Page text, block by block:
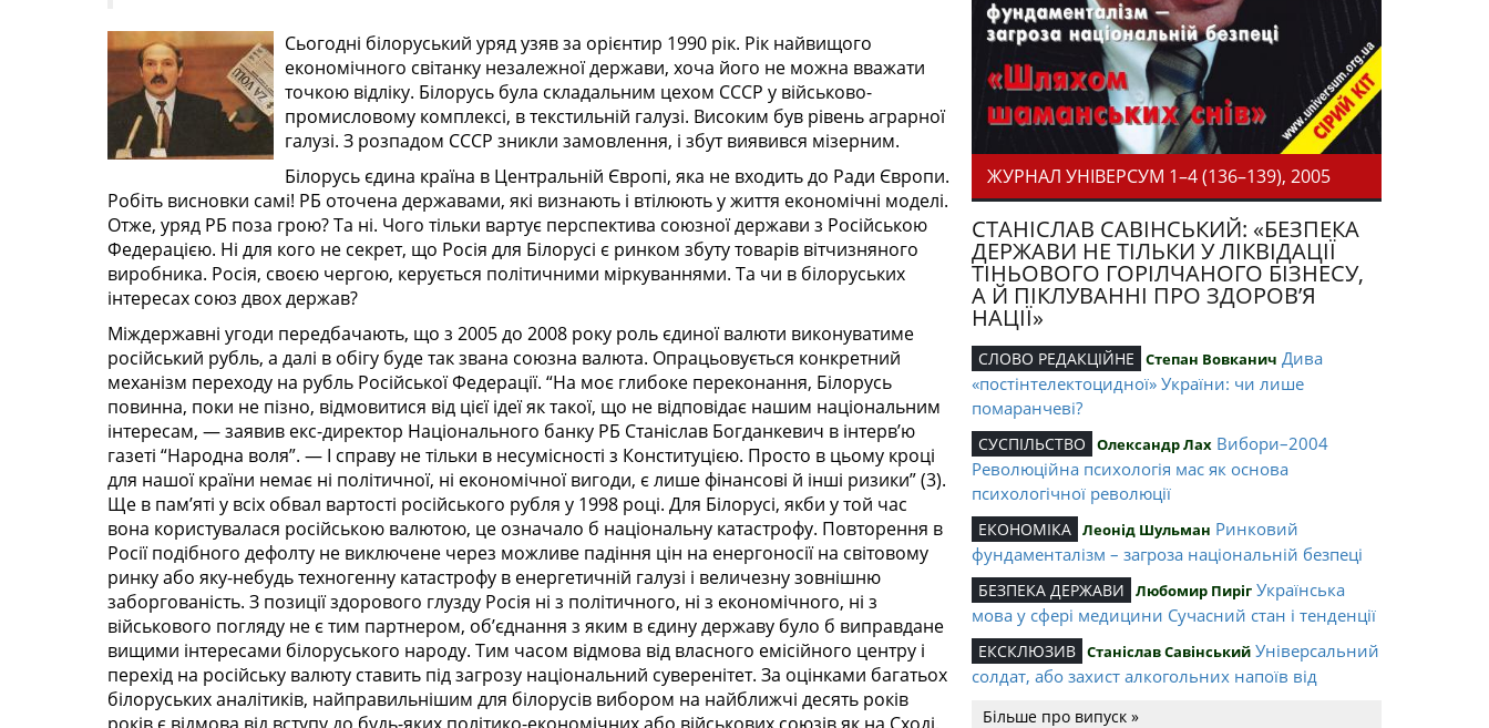
Сьогодні білоруський уряд узяв за орієнтир 1990 рік. Рік найвищого
економічного світанку незалежної держави, хоча його не можна вважати
точкою відліку. Білорусь була складальним цехом СССР у військово-
промисловому комплексі, в текстильній галузі. Високим був рівень аграрної
галузі. З розпадом СССР зникли замовлення, і збут виявився мізерним.
Білорусь єдина країна в Центральній Європі, яка не входить до Ради Європи.
Робіть висновки самі! РБ оточена державами, які визнають і втілюють у життя економічні моделі.
Отже, уряд РБ поза грою? Та ні. Чого тільки вартує перспектива союзної держави з Російською
Федерацією. Ні для кого не секрет, що Росія для Білорусі є ринком збуту товарів вітчизняного
виробника. Росія, своєю чергою, керується політичними міркуваннями. Та чи в білоруських
інтересах союз двох держав?
Міждержавні угоди передбачають, що з 2005 до 2008 року роль єдиної валюти виконуватиме
російський рубль, а далі в обігу буде так звана союзна валюта. Опрацьовується конкретний
механізм переходу на рубль Російської Федерації. “На моє глибоке переконання, Білорусь
повинна, поки не пізно, відмовитися від цієї ідеї як такої, що не відповідає нашим національним
інтересам, — заявив екс-директор Національного банку РБ Станіслав Богданкевич в інтерв’ю
газеті “Народна воля”. — І справу не тільки в несумісності з Конституцією. Просто в цьому кроці
для нашої країни немає ні політичної, ні економічної вигоди, є лише фінансові й інші ризики” (3).
Ще в пам’яті у всіх обвал вартості російського рубля у 1998 році. Для Білорусі, якби у той час
вона користувалася російською валютою, це означало б національну катастрофу. Повторення в
Росії подібного дефолту не виключене через можливе падіння цін на енергоносії на світовому
ринку або яку-небудь техногенну катастрофу в енергетичній галузі і величезну зовнішню
заборгованість. З позиції здорового глузду Росія ні з політичного, ні з економічного, ні з
військового погляду не є тим партнером, об’єднання з яким в єдину державу було б виправдане
вищими інтересами білоруського народу. Тим часом відмова від власного емісійного центру і
перехід на російську валюту ставить під загрозу національний суверенітет. За оцінками багатьох
білоруських аналітиків, найправильнішим для білорусів вибором на найближчі десять років
ЖУРНАЛ УНІВЕРСУМ 1–4 (136–139), 2005
СТАНІСЛАВ САВІНСЬКИЙ: «БЕЗПЕКА
ДЕРЖАВИ НЕ ТІЛЬКИ У ЛІКВІДАЦІЇ
ТІНЬОВОГО ГОРІЛЧАНОГО БІЗНЕСУ,
А Й ПІКЛУВАННІ ПРО ЗДОРОВ’Я
НАЦІЇ»
СЛОВО РЕДАКЦІЙНЕ Степан Вовканич Дива
«постінтелектоцидної» України: чи лише
помаранчеві?
СУСПІЛЬСТВО Олександр Лах Вибори–2004
Революційна психологія мас як основа
психологічної революції
ЕКОНОМІКА Леонід Шульман Ринковий
фундаменталізм – загроза національній безпеці
БЕЗПЕКА ДЕРЖАВИ Любомир Пиріг Українська
мова у сфері медицини Сучасний стан і тенденції
ЕКСКЛЮЗИВ Станіслав Савінський Універсальний
солдат, або захист алкогольних напоїв від
Більше про випуск »